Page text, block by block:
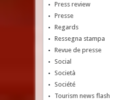
Press review
Presse
Regards
Ressegna stampa
Revue de presse
Social
Società
Société
Tourism news flash